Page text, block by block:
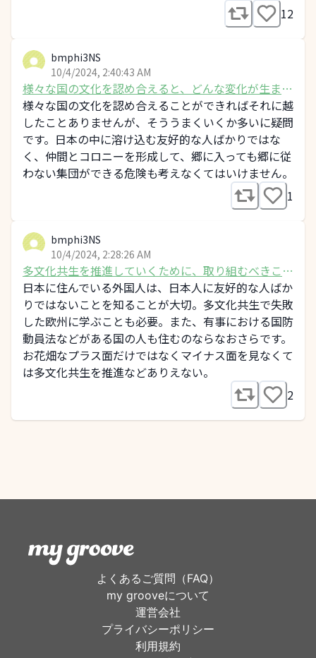
12
bmphi3NS
10/4/2024, 2:40:43 AM
様々な国の文化を認め合えると、どんな変化が生まれ
ると思いますか？
様々な国の文化を認め合えることができればそれに越
したことありませんが、そううまくいくか多いに疑問
です。日本の中に溶け込む友好的な人ばかりではな
く、仲間とコロニーを形成して、郷に入っても郷に従
わない集団ができる危険も考えなくてはいけません。
1
bmphi3NS
10/4/2024, 2:28:26 AM
多文化共生を推進していくために、取り組むべきこと
は？
日本に住んでいる外国人は、日本人に友好的な人ばか
りではないことを知ることが大切。多文化共生で失敗
した欧州に学ぶことも必要。また、有事における国防
動員法などがある国の人も住むのならなおさらです。
お花畑なプラス面だけではなくマイナス面を見なくて
は多文化共生を推進などありえない。
2
よくあるご質問（FAQ）
my grooveについて
運営会社
プライバシーポリシー
利用規約